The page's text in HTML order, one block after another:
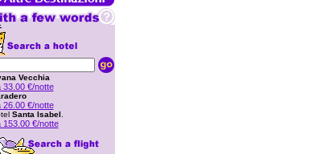
Vecchia
33.00 €/notte
26.00 €/notte
Santa Isabel
153.00 €/notte